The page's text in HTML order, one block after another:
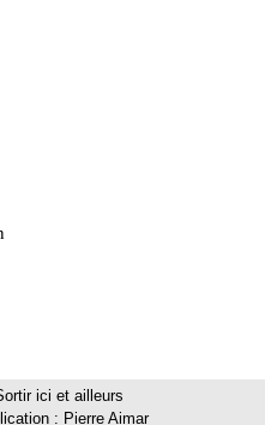
ici et ailleurs
: Pierre Aimar